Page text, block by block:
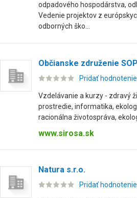
odpadového hospodárstva,
Vedenie projektov z
odborných ško...
Občianske združenie
Pridať hodnotenie
Vzdelávanie a kurzy - zdravý
prostredie, informatika,
racionálna životospráva,
www.sirosa.sk
Natura s.r.o.
Pridať hodnotenie